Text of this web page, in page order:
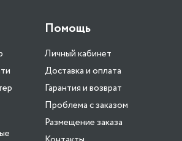
Помощь
Личный кабинет
Доставка и оплата
Гарантия и возврат
Проблема с заказом
Размещение заказа